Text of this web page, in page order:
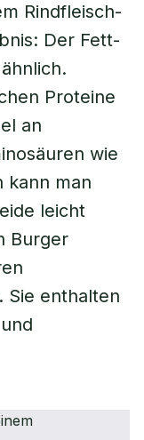
Rindfleisch-
Der Fett-
Proteine
an
wie
kann man
leicht
Burger
Sie enthalten